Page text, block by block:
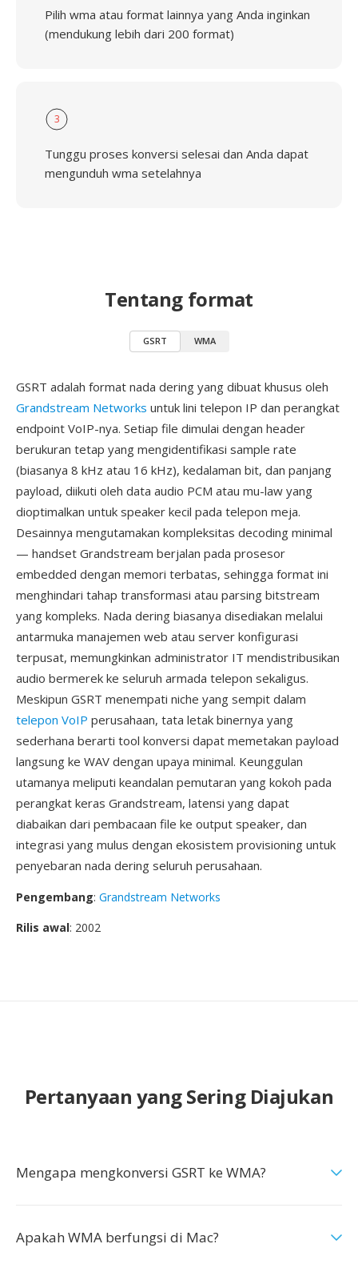
Pilih wma atau format lainnya yang Anda inginkan
(mendukung lebih dari 200 format)
3
Tunggu proses konversi selesai dan Anda dapat
mengunduh wma setelahnya
Tentang format
GSRT WMA
GSRT adalah format nada dering yang dibuat khusus oleh
Grandstream Networks untuk lini telepon IP dan perangkat
endpoint VoIP-nya. Setiap file dimulai dengan header
berukuran tetap yang mengidentifikasi sample rate
(biasanya 8 kHz atau 16 kHz), kedalaman bit, dan panjang
payload, diikuti oleh data audio PCM atau mu-law yang
dioptimalkan untuk speaker kecil pada telepon meja.
Desainnya mengutamakan kompleksitas decoding minimal
— handset Grandstream berjalan pada prosesor
embedded dengan memori terbatas, sehingga format ini
menghindari tahap transformasi atau parsing bitstream
yang kompleks. Nada dering biasanya disediakan melalui
antarmuka manajemen web atau server konfigurasi
terpusat, memungkinkan administrator IT mendistribusikan
audio bermerek ke seluruh armada telepon sekaligus.
Meskipun GSRT menempati niche yang sempit dalam
telepon VoIP perusahaan, tata letak binernya yang
sederhana berarti tool konversi dapat memetakan payload
langsung ke WAV dengan upaya minimal. Keunggulan
utamanya meliputi keandalan pemutaran yang kokoh pada
perangkat keras Grandstream, latensi yang dapat
diabaikan dari pembacaan file ke output speaker, dan
integrasi yang mulus dengan ekosistem provisioning untuk
penyebaran nada dering seluruh perusahaan.
Pengembang: Grandstream Networks
Rilis awal: 2002
Pertanyaan yang Sering Diajukan
Mengapa mengkonversi GSRT ke WMA?
Apakah WMA berfungsi di Mac?